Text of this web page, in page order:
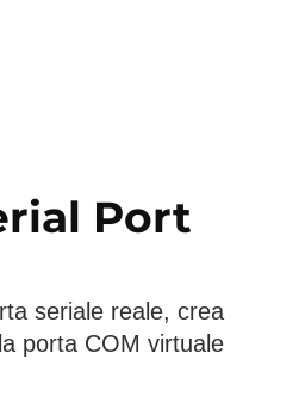
Port
seriale reale, crea
porta COM virtuale